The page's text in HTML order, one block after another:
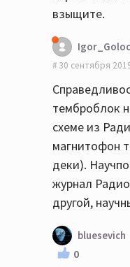
взыщите.
30 сентября
темброблок
схеме из
магнитофон
деки).
журнал
другой,
bluesevich
0